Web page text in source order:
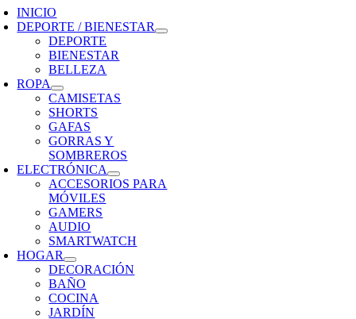
INICIO
DEPORTE / BIENESTAR
DEPORTE
BIENESTAR
BELLEZA
ROPA
CAMISETAS
SHORTS
GAFAS
GORRAS Y
SOMBREROS
ELECTRÓNICA
ACCESORIOS PARA
MÓVILES
GAMERS
AUDIO
SMARTWATCH
HOGAR
DECORACIÓN
BAÑO
COCINA
JARDÍN